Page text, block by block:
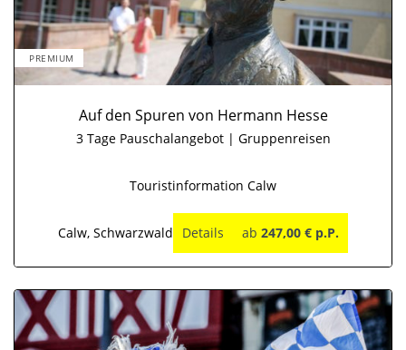
PREMIUM
Auf den Spuren von Hermann Hesse
3 Tage Pauschalangebot | Gruppenreisen
Touristinformation Calw
Calw, Schwarzwald Details ab 247,00 € p.P.